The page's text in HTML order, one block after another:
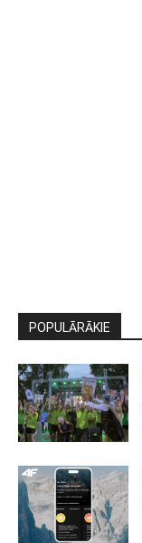
POPULĀRĀKIE